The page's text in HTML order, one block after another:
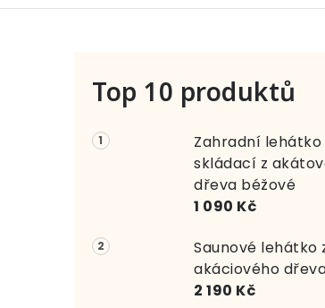
P
o
s
t
a
n
Top 10 produktů
Zahradní lehátko
skládací z
dřeva béžové
1 090 Kč
Saunové lehátko
akáciového
2 190 Kč